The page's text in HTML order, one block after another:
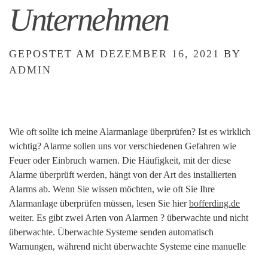
Unternehmen
GEPOSTET AM DEZEMBER 16, 2021 BY
ADMIN
Wie oft sollte ich meine Alarmanlage überprüfen? Ist es wirklich
wichtig? Alarme sollen uns vor verschiedenen Gefahren wie
Feuer oder Einbruch warnen. Die Häufigkeit, mit der diese
Alarme überprüft werden, hängt von der Art des installierten
Alarms ab. Wenn Sie wissen möchten, wie oft Sie Ihre
Alarmanlage überprüfen müssen, lesen Sie hierbofferding.de
weiter. Es gibt zwei Arten von Alarmen ? überwachte und nicht
überwachte. Überwachte Systeme senden automatisch
Warnungen, während nicht überwachte Systeme eine manuelle